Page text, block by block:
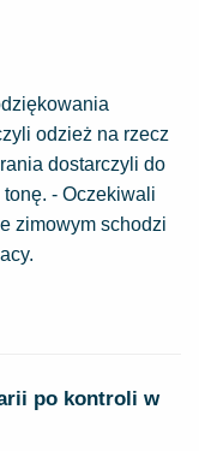
odzież na rzecz
dostarczyli do
- Oczekiwali
zimowym schodzi
po kontroli w